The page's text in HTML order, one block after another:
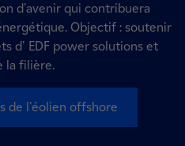
d'avenir qui contribuera
Objectif : soutenir
d' EDF power solutions et
la filière.
de l'éolien offshore